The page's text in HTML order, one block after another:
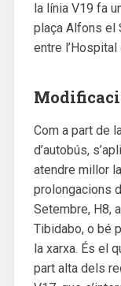
la línia V19 fa
plaça Alfons el
entre l’Hospital
Com a part de
d’autobús,
atendre millor
prolongacions
Setembre, H8,
Tibidabo, o bé
la xarxa. És el
part alta dels